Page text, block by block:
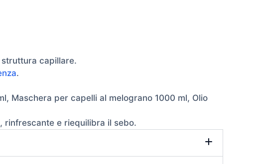
capillare.
.
Maschera per capelli al melograno 1000 ml, Olio
e riequilibra il sebo.